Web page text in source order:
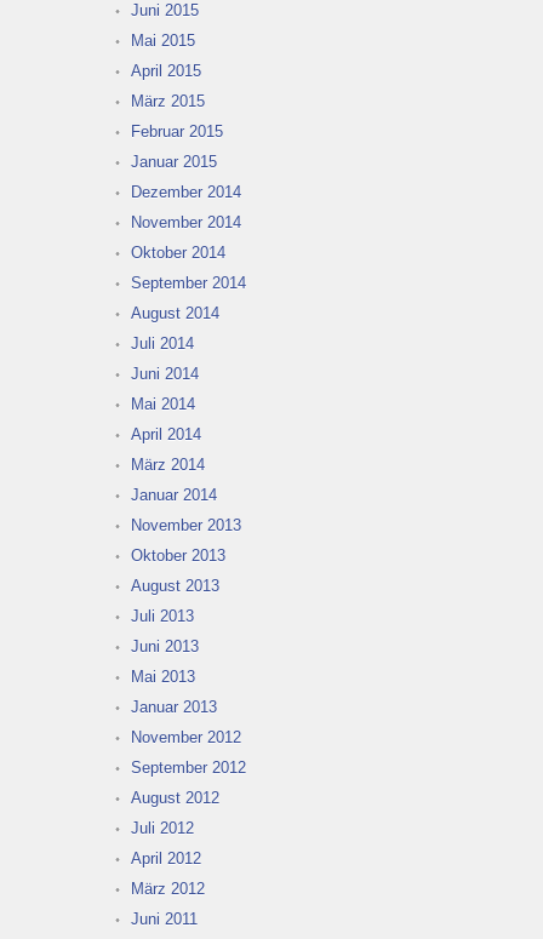
Juni 2015
Mai 2015
April 2015
März 2015
Februar 2015
Januar 2015
Dezember 2014
November 2014
Oktober 2014
September 2014
August 2014
Juli 2014
Juni 2014
Mai 2014
April 2014
März 2014
Januar 2014
November 2013
Oktober 2013
August 2013
Juli 2013
Juni 2013
Mai 2013
Januar 2013
November 2012
September 2012
August 2012
Juli 2012
April 2012
März 2012
Juni 2011